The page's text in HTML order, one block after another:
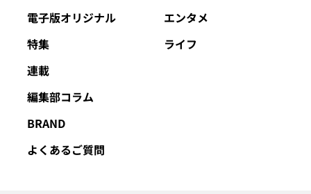
電子版オリジナル
特集
連載
編集部コラム
BRAND
よくあるご質問
エンタメ
ライフ